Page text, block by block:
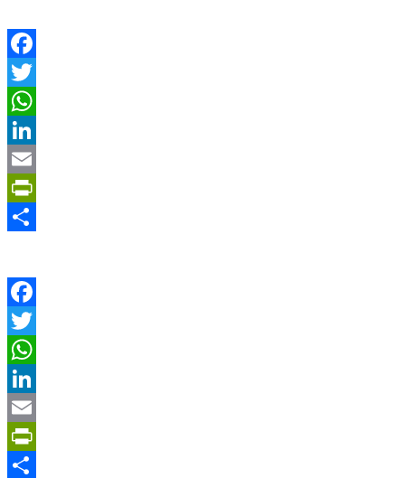
Facebook
Twitter
WhatsApp
LinkedIn
Email
PrintFriendly
Facebook
Twitter
WhatsApp
LinkedIn
Email
PrintFriendly